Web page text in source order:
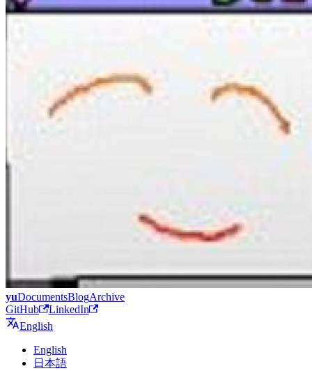
yuDocumentsBlogArchive
GitHub
LinkedIn
English
English
日本語